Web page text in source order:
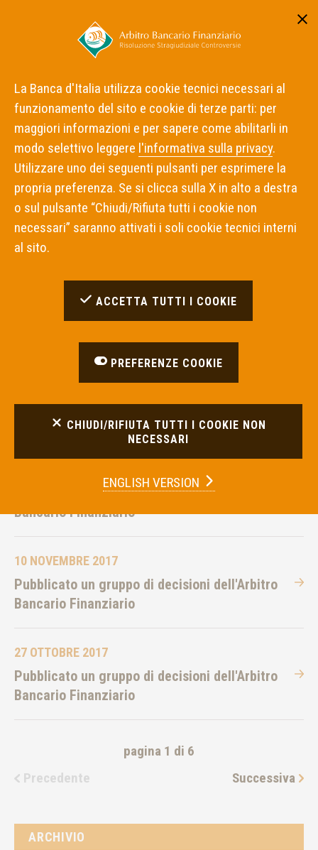
Home Notizie Archivio Notizie 2017
Archivio notizie
pubblicazione decisioni
2017
Pubblicato un gruppo di decisioni dell'Arbitro
Pubblicazione di un gruppo di decisioni
dell'Arbitro Bancario Finanziario
Pubblicato un gruppo di decisioni dell'Arbitro
Bancario Finanziario
10 NOVEMBRE 2017
Pubblicato un gruppo di decisioni dell'Arbitro
Bancario Finanziario
27 OTTOBRE 2017
Pubblicato un gruppo di decisioni dell'Arbitro
Bancario Finanziario
pagina 1 di 6
Precedente
Successiva
ARCHIVIO
La Banca d'Italia utilizza cookie tecnici necessari al
funzionamento del sito e cookie di terze parti: per
maggiori informazioni e per sapere come abilitarli in
modo selettivo leggere l'informativa sulla privacy.
Utilizzare uno dei seguenti pulsanti per esprimere la
propria preferenza. Se si clicca sulla X in alto a destra
o sul pulsante “Chiudi/Rifiuta tutti i cookie non
necessari” saranno attivati i soli cookie tecnici interni
al sito.
ACCETTA TUTTI I COOKIE
PREFERENZE COOKIE
CHIUDI/RIFIUTA TUTTI I COOKIE NON
NECESSARI
ENGLISH VERSION